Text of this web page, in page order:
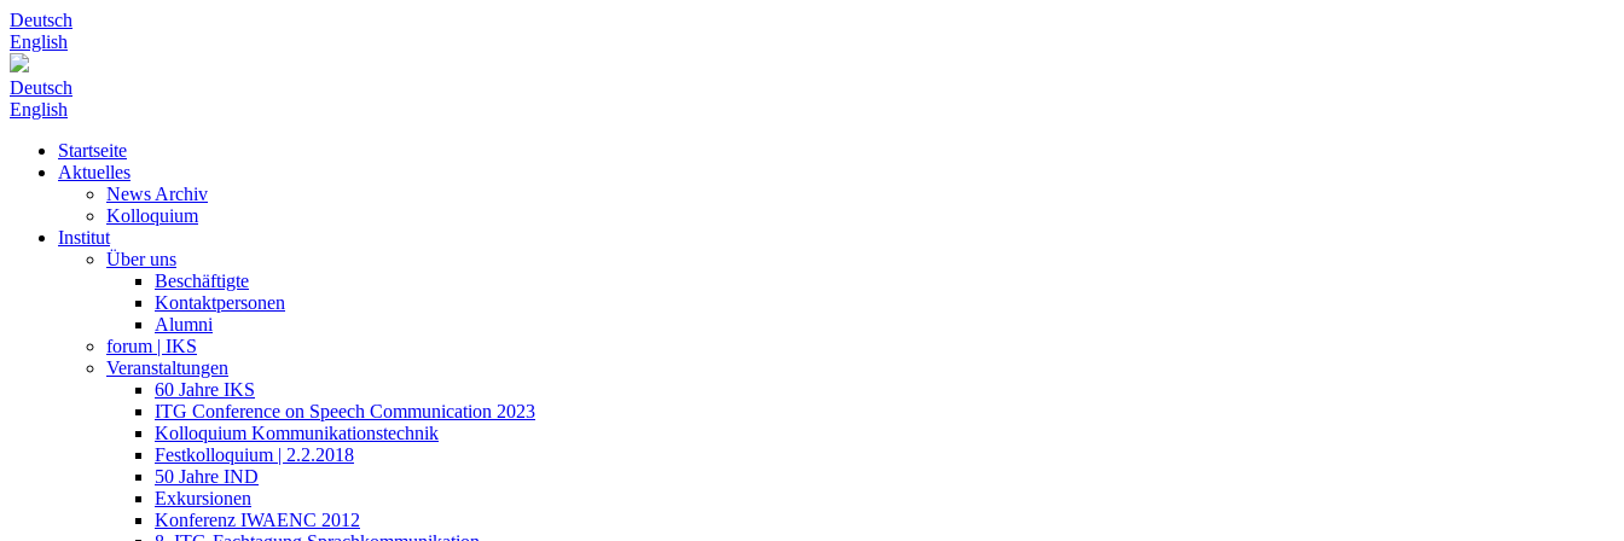
Deutsch
English
Deutsch
English
Startseite
Aktuelles
News Archiv
Kolloquium
Institut
Über uns
Beschäftigte
Kontaktpersonen
Alumni
forum | IKS
Veranstaltungen
60 Jahre IKS
ITG Conference on Speech Communication 2023
Kolloquium Kommunikationstechnik
Festkolloquium | 2.2.2018
50 Jahre IND
Exkursionen
Konferenz IWAENC 2012